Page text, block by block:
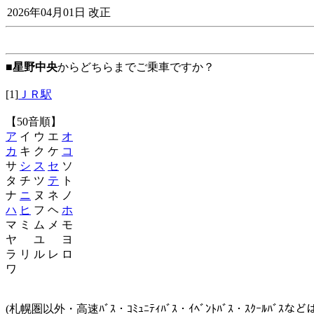
2026年04月01日 改正
■星野中央からどちらまでご乗車ですか？
[1] ＪＲ駅
【50音順】
ア イ ウ エ オ
カ キ ク ケ コ
サ シ ス セ ソ
タ チ ツ テ ト
ナ ニ ヌ ネ ノ
ハ ヒ フ ヘ ホ
マ ミ ム メ モ
ヤ ユ ヨ
ラ リ ル レ ロ
ワ
(札幌圏以外・高速ﾊﾞｽ・ｺﾐｭﾆﾃｨﾊﾞｽ・ｲﾍﾞﾝﾄﾊﾞｽ・ｽｸｰﾙﾊﾞｽな